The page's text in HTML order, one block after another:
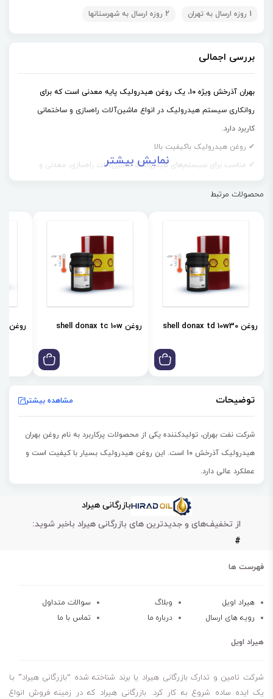
1 روزه ارسال به تهران 2 روزه ارسال به شهرستانها
بررسی اجمالی
بهران آذرخش ویژه 10، یک روغن هیدرولیک پایه معدنی است که برای
روانکاری سیستم هیدرولیک در انواع ماشین‌آلات راه‌سازی و ساختمانی
کاربرد دارد.
✔ روغن هیدرولیک باکیفیت بالا
✔ مناسب برای سیستم‌های هیدرولیک ماشین‌آلات راه‌سازی، معدنی و
✔ قابلیت پاک‌ کنندگی عالی
✔ خواص ضد سایش عالی
✔ کاهش هزینه عملیاتی
✔ پایداری عالی در برابر اکسیداسیون
نمایش بیشتر
محصولات مرتبط
روغن shell donax td 10w30 روغن shell donax tc 10w روغن shell donax td 85w
توضیحات مشاهده بیشتر
شرکت نفت بهران، تولیدکننده یکی از محصولات پرکاربرد به نام روغن بهران
هیدرولیک آذرخش 10
است. این روغن هیدرولیک بسیار با کیفیت است و
عملکرد عالی دارد.
مواد افزودنی مناسب تولید می‌شود. این روغن هیدرولیک برای سیستم‌های
هیدرولیک ماشین‌آلات راه‌سازی، معدنی، ساختمانی و مهندسی عمران
مناسب است. همچنین برای کامیون‌های کوچک، وانت‌ها و موتورهای دیزلی
نیمه سنگین کاربرد دارد.
تولید می‌شود و عمر طولانی قطعات را تضمین می‌کند.
روغن بهران آذرخش 10 یک روغن هیدرولیک مرغوب باکیفیت بالا و عملکرد
تولید می شود.
روغن هیدرولیک بهران آذرخش 10، مناسب برای سیستم‌های هیدرولیک
بازرگانی هیراد
از تخفیف‌های و جدیدترین های بازرگانی هیراد باخبر شوید:
#
فهرست ها
هیراد اویل وبلاگ
سوالات متداول
رویه های ارسال
درباره ما تماس با ما
هیراد اویل
شرکت تامین و تدارک بازرگانی هیراد یا برند شناخته شده “بازرگانی هیراد” بـا
یک ایده ساده شروع به کار کرد. بازرگانی هیراد که در زمینه فروش انواع